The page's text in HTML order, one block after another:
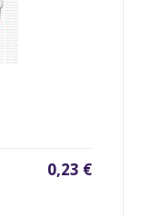
0,23 €